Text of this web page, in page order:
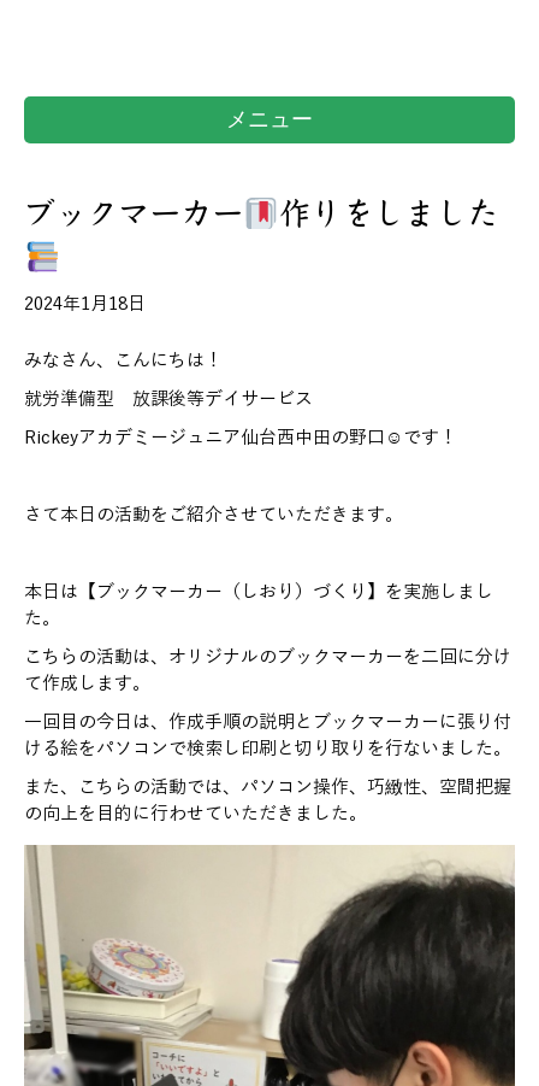
メニュー
ブックマーカー 作りをしました
2024年1月18日
みなさん、こんにちは！
就労準備型 放課後等デイサービス
Rickeyアカデミージュニア仙台西中田の野口☺です！
さて本日の活動をご紹介させていただきます。
本日は【ブックマーカー（しおり）づくり】を実施しまし
た。
こちらの活動は、オリジナルのブックマーカーを二回に分け
て作成します。
一回目の今日は、作成手順の説明とブックマーカーに張り付
ける絵をパソコンで検索し印刷と切り取りを行ないました。
また、こちらの活動では、パソコン操作、巧緻性、空間把握
の向上を目的に行わせていただきました。